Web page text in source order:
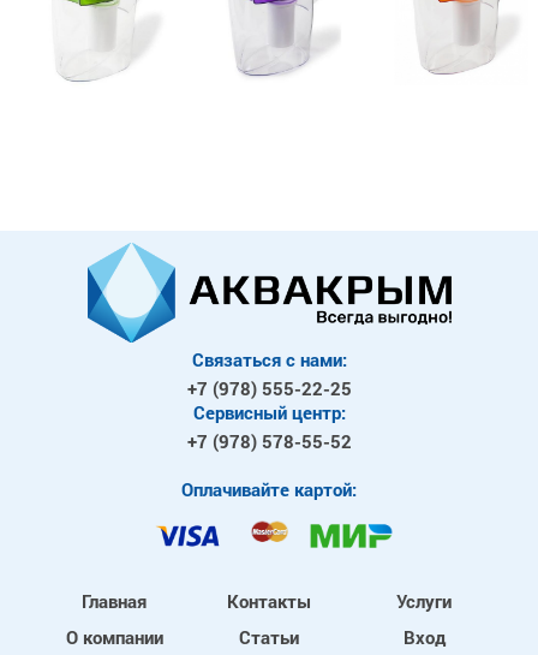
Связаться с нами:
+7 (978) 555-22-25
Сервисный центр:
+7 (978) 578-55-52
Оплачивайте картой:
Главная
О компании
Контакты
Статьи
Услуги
Вход